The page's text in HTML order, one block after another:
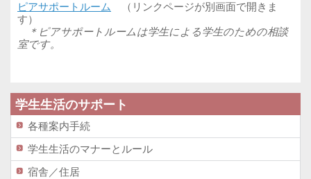
ピアサポートルーム （リンクページが別画面で開きま
す）
＊ピアサポートルームは学生による学生のための相談
室です。
学生生活のサポート
各種案内手続
学生生活のマナーとルール
宿舎／住居